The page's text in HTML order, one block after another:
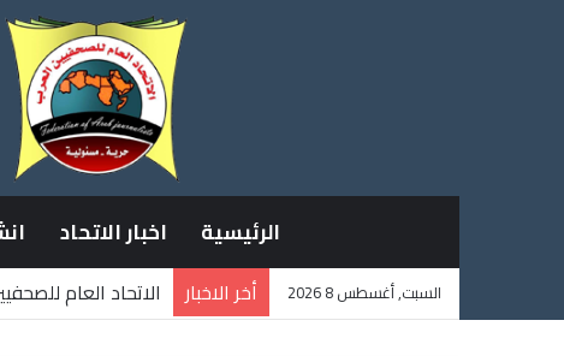
الرئيسية اخبار الاتحاد
السبت, أغسطس 8 2026 أخر الاخبار
الاتحاد العام